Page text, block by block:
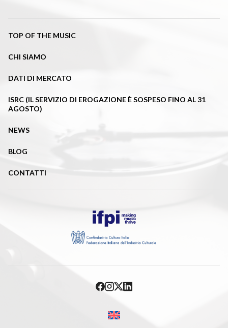
TOP OF THE MUSIC
CHI SIAMO
DATI DI MERCATO
ISRC (IL SERVIZIO DI EROGAZIONE È SOSPESO FINO AL 31
AGOSTO)
NEWS
BLOG
CONTATTI